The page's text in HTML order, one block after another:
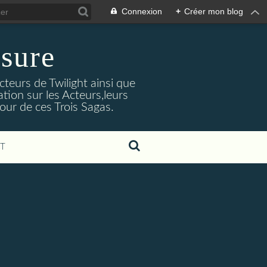
Connexion + Créer mon blog
de Twilight ainsi que
sur les Acteurs,leurs
de ces Trois Sagas.